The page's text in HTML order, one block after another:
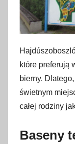
które preferują
bierny.
świetnym
całej rodziny
Baseny